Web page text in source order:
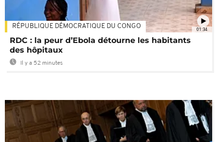
01:34
RÉPUBLIQUE DÉMOCRATIQUE DU CONGO
RDC : la peur d’Ebola détourne les habitants
des hôpitaux
Il y a 52 minutes